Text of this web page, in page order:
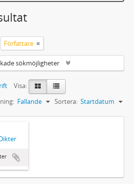
Författare
sökmöjligheter
Visa:
Sortera: Startdatum
Fallande